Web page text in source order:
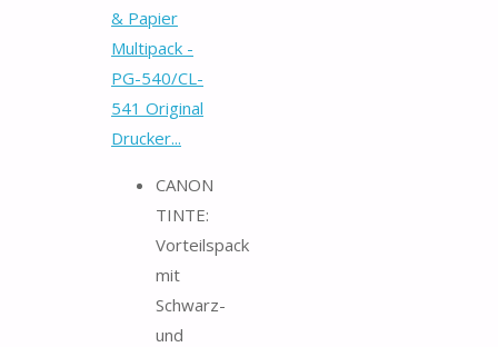
& Papier
Multipack -
PG-540/CL-
541 Original
Drucker...
CANON
TINTE:
Vorteilspack
mit
Schwarz-
und